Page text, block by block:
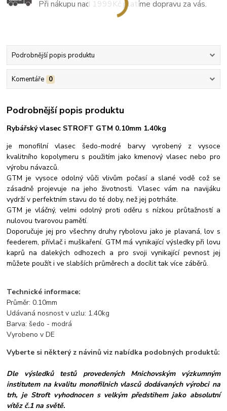
Při nákupu nad 1999Kč platíme dopravu za vás.
Podrobnější popis produktu
Komentáře 0
Podrobnější popis produktu
Rybářský vlasec STROFT GTM 0.10mm 1.40kg
je monofilní vlasec šedo-modré barvy vyrobený z vysoce
kvalitního kopolymeru s použitím jako kmenový vlasec nebo pro
výrobu návazců.
GTM je vysoce odolný vůči vlivům počasí a slané vodě což se
zásadně projevuje na jeho životnosti. Vlasec vám na navijáku
vydrží v perfektním stavu do té doby, než jej potrháte.
GTM je vláčný, velmi odolný proti oděru s nízkou průtažností a
nulovou tvarovou pamětí.
Doporučuje jej pro všechny druhy rybolovu jako je plavaná, lov s
feederem, přívlač i muškaření. GTM má vynikající výsledky při lovu
kaprů na dalekých odhozech a pro svoji vynikající pevnost jej
můžete použít i ve slabších průměrech a docílit tak více záběrů.
Technické informace:
Průměr: 0.10mm
Udávaná nosnost v uzlu: 1.40kg
Barva: šedo - modrá
Vyrobeno v DE
Vyberte si některý z návinů viz nabídka podobných produktů:
Dle výsledků testů provedených Mnichovským výzkumným
institutem na kvalitu monofilnich vlasců dodávaných výrobci na
trh, je Stroft vyhodnocen s velkým předstihem jako absolutní
vítěz č.1 na světě.